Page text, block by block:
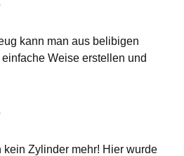
kann man aus belibigen
Weise erstellen und
kein Zylinder mehr! Hier wurde